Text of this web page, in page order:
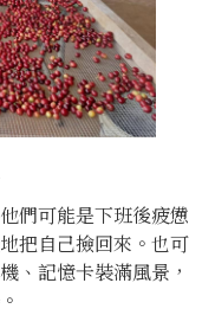
們可能是下班後疲憊
把自己撿回來。也可
、記憶卡裝滿風景，